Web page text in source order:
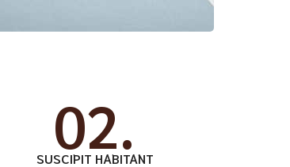
02.
SUSCIPIT HABITANT